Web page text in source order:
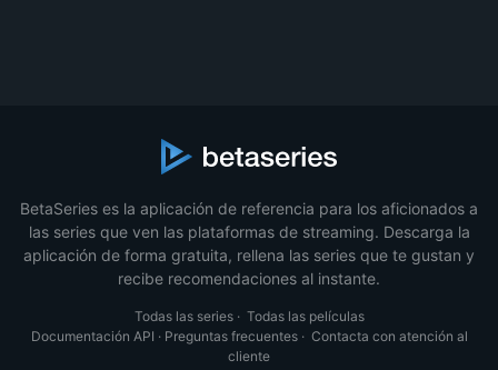
BetaSeries es la aplicación de referencia para los aficionados a
las series que ven las plataformas de streaming. Descarga la
aplicación de forma gratuita, rellena las series que te gustan y
recibe recomendaciones al instante.
Todas las series· Todas las películas
Documentación API · Preguntas frecuentes· Contacta con atención al
cliente